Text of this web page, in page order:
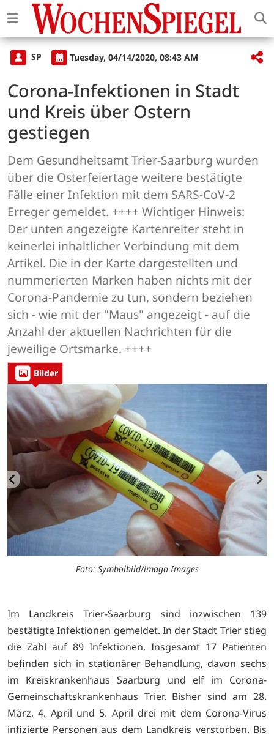
SP Tuesday, 04/14/2020, 08:43 AM
Corona-Infektionen in Stadt
und Kreis über Ostern
gestiegen
Dem Gesundheitsamt Trier-Saarburg wurden
über die Osterfeiertage weitere bestätigte
Fälle einer Infektion mit dem SARS-CoV-2
Erreger gemeldet. ++++ Wichtiger Hinweis:
Der unten angezeigte Kartenreiter steht in
keinerlei inhaltlicher Verbindung mit dem
Artikel. Die in der Karte dargestellten und
nummerierten Marken haben nichts mit der
Corona-Pandemie zu tun, sondern beziehen
sich - wie mit der "Maus" angezeigt - auf die
Anzahl der aktuellen Nachrichten für die
jeweilige Ortsmarke. ++++
Bilder
Foto: Symbolbild/imago Images
Im Landkreis Trier-Saarburg sind inzwischen 139
bestätigte Infektionen gemeldet. In der Stadt Trier stieg
die Zahl auf 89 Infektionen. Insgesamt 17 Patienten
befinden sich in stationärer Behandlung, davon sechs
im Kreiskrankenhaus Saarburg und elf im Corona-
Gemeinschaftskrankenhaus Trier. Bisher sind am 28.
März, 4. April und 5. April drei mit dem Corona-Virus
infizierte Personen aus dem Landkreis verstorben. Bis